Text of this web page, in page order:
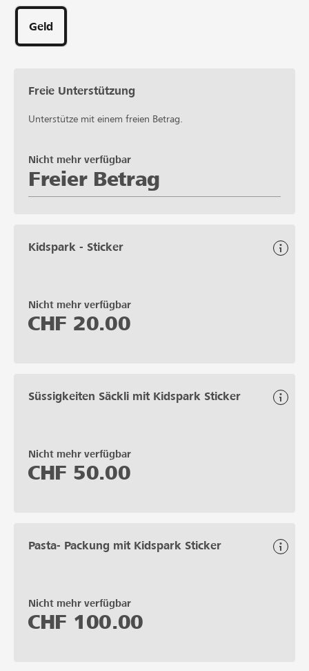
Unterstützungen
Geld
Freie Unterstützung
Unterstütze mit einem freien Betrag.
Freier Betrag
Nicht mehr verfügbar
Kidspark - Sticker
Nicht mehr verfügbar
CHF 20.00
Süssigkeiten Säckli mit Kidspark Sticker
Nicht mehr verfügbar
CHF 50.00
Pasta- Packung mit Kidspark Sticker
Nicht mehr verfügbar
CHF 100.00